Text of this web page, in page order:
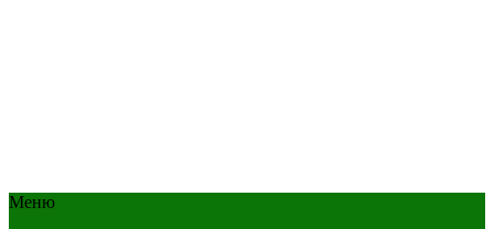
Меню